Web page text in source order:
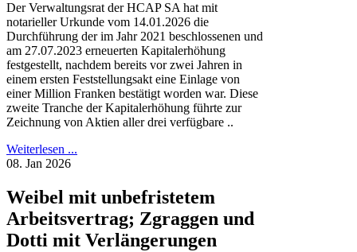
Der Verwaltungsrat der HCAP SA hat mit
notarieller Urkunde vom 14.01.2026 die
Durchführung der im Jahr 2021 beschlossenen und
am 27.07.2023 erneuerten Kapitalerhöhung
festgestellt, nachdem bereits vor zwei Jahren in
einem ersten Feststellungsakt eine Einlage von
einer Million Franken bestätigt worden war. Diese
zweite Tranche der Kapitalerhöhung führte zur
Zeichnung von Aktien aller drei verfügbare ..
Weiterlesen ...
08. Jan 2026
Weibel mit unbefristetem
Arbeitsvertrag; Zgraggen und
Dotti mit Verlängerungen